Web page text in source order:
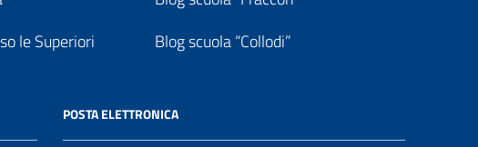
le Superiori
Blog scuola “Collodi”
POSTA ELETTRONICA